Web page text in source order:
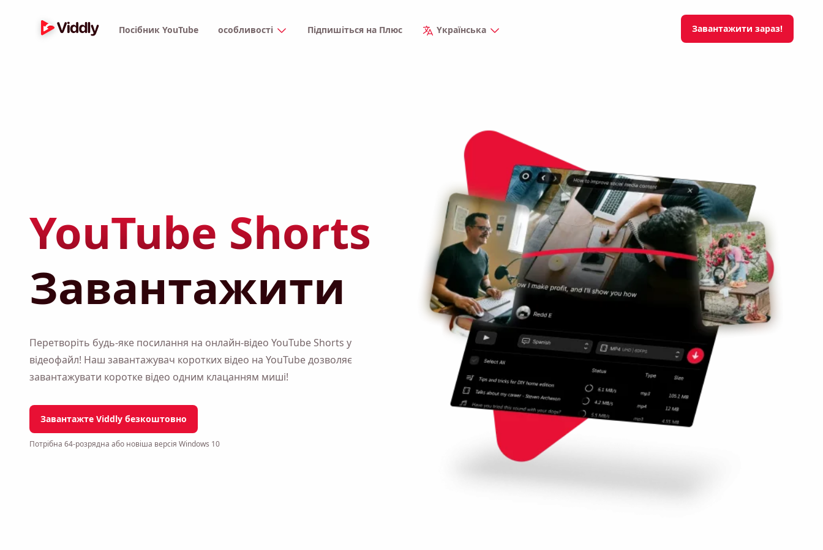
Посібник YouTube особливості Підпишіться на Плюс Yкраїнська Завантажити зараз!
YouTube Shorts
Завантажити
Перетворіть будь-яке посилання на онлайн-відео YouTube Shorts у
відеофайл! Наш завантажувач коротких відео на YouTube дозволяє
завантажувати коротке відео одним клацанням миші!
Завантажте Viddly безкоштовно
Потрібна 64-розрядна або новіша версія Windows 10